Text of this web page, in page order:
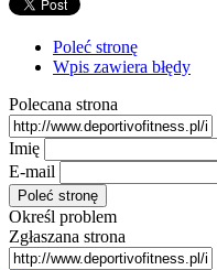
Poleć stronę
Wpis zawiera błędy
Polecana strona
Imię
E-mail
Określ problem
Zgłaszana strona